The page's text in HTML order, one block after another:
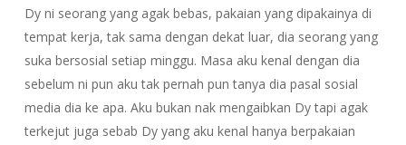
Dy ni seorang yang agak bebas, pakaian yang dipakainya di
tempat kerja, tak sama dengan dekat luar, dia seorang yang
suka bersosial setiap minggu. Masa aku kenal dengan dia
sebelum ni pun aku tak pernah pun tanya dia pasal sosial
media dia ke apa. Aku bukan nak mengaibkan Dy tapi agak
terkejut juga sebab Dy yang aku kenal hanya berpakaian